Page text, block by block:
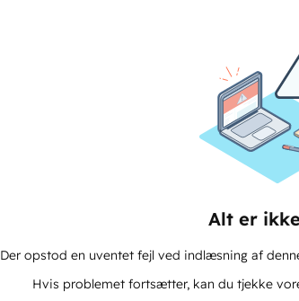
Alt er
Der opstod en uventet fejl ved indlæsning af
Hvis problemet fortsætter, kan du tjekke